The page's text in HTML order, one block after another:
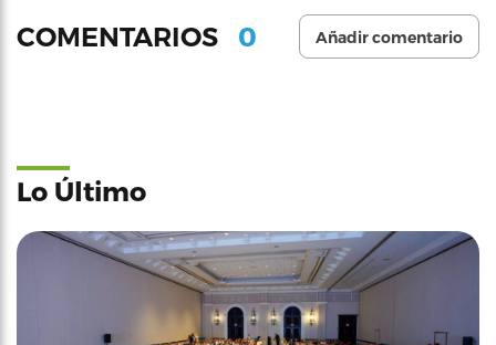
COMENTARIOS 0 Añadir comentario
Lo Último